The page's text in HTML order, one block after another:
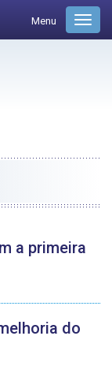
Menu
a primeira
do